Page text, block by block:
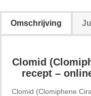
Omschrijving
Clomid
recept –
Clomid (Clomiphene